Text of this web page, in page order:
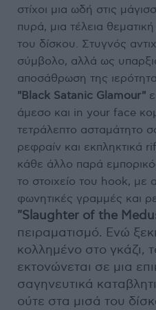
στίχοι μια ωδή στις
πυρά, μια τέλεια
του δίσκου. Στυγνός
σύμβολο, αλλά ως
αποσάθρωση της
"Black Satanic Glamour"
άμεσο και in your face
τετράλεπτο ασταμάτητο
ρεφραίν και εκπληκτικά
κάθε άλλο παρά
το στοιχείο του hook, με
φωνητικές γραμμές και
"Slaughter of the
πειραματισμό. Ενώ
κολλημένο στο γκάζι,
εκτονώνεται σε μια
σαγηνευτικά
ούτε στα μισά του